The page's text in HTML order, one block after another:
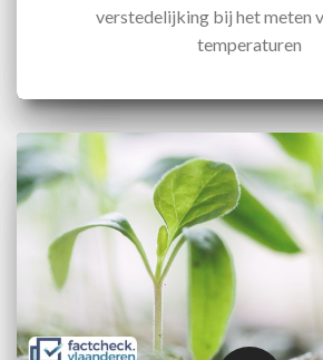
verstedelijking bij het meten
temperaturen